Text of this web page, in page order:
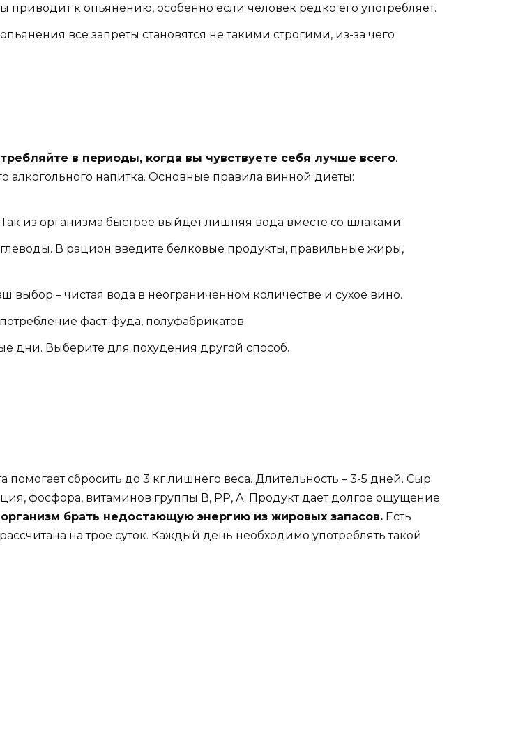
к опьянению, особенно если человек редко его употребляет.
все запреты становятся не такими строгими, из-за чего
в периоды, когда вы чувствуете себя лучше всего.
алкогольного напитка. Основные правила винной диеты:
из организма быстрее выйдет лишняя вода вместе со шлаками.
В рацион введите белковые продукты, правильные жиры,
выбор – чистая вода в неограниченном количестве и сухое вино.
фаст-фуда, полуфабрикатов.
дни. Выберите для похудения другой способ.
сбросить до 3 кг лишнего веса. Длительность – 3-5 дней. Сыр
фосфора, витаминов группы В, РР, А. Продукт дает долгое ощущение
брать недостающую энергию из жировых запасов. Есть
на трое суток. Каждый день необходимо употреблять такой